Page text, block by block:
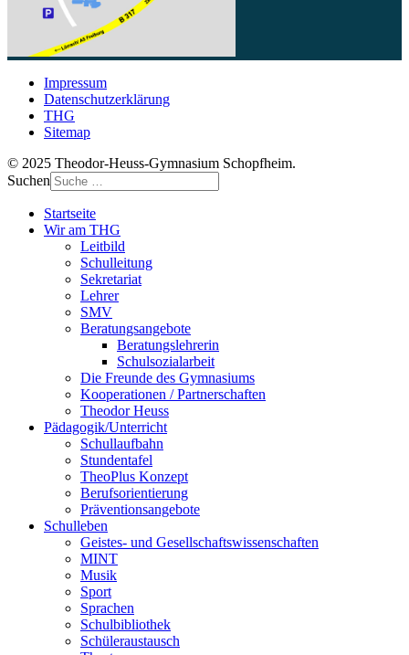
Impressum
Datenschutzerklärung
THG
Sitemap
© 2025 Theodor-Heuss-Gymnasium Schopfheim.
Suchen
Startseite
Wir am THG
Leitbild
Schulleitung
Sekretariat
Lehrer
SMV
Beratungsangebote
Beratungslehrerin
Schulsozialarbeit
Die Freunde des Gymnasiums
Kooperationen / Partnerschaften
Theodor Heuss
Pädagogik/Unterricht
Schullaufbahn
Stundentafel
TheoPlus Konzept
Berufsorientierung
Präventionsangebote
Schulleben
Geistes- und Gesellschaftswissenschaften
MINT
Musik
Sport
Sprachen
Schulbibliothek
Schüleraustausch